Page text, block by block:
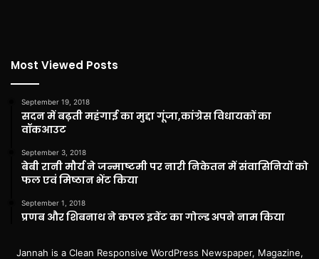
Most Viewed Posts
September 19, 2018
सदन में बढ़ती महंगाई का मुद्दा गूंजा,कांग्रेस विधायकों का
वॉकआउट
September 3, 2018
बेबी रानी मौर्य ने जन्माष्टमी पर नारी निकेतन में संवासिनियों को
फल एवं मिष्ठान भेंट किया
September 1, 2018
प्रणब और शिबनाथ ने कपल इवेंट का गोल्ड अपने नाम किया
Jannah is a Clean Responsive WordPress Newspaper, Magazine,